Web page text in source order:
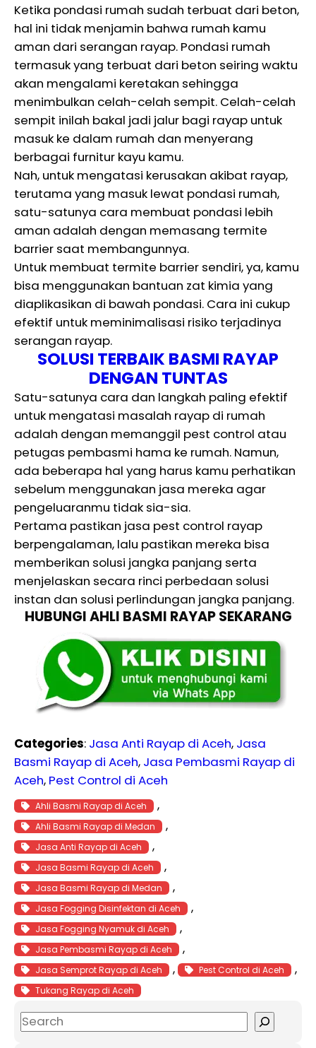
Ketika pondasi rumah sudah terbuat dari beton,
hal ini tidak menjamin bahwa rumah kamu
aman dari serangan rayap. Pondasi rumah
termasuk yang terbuat dari beton seiring waktu
akan mengalami keretakan sehingga
menimbulkan celah-celah sempit. Celah-celah
sempit inilah bakal jadi jalur bagi rayap untuk
masuk ke dalam rumah dan menyerang
berbagai furnitur kayu kamu.
Nah, untuk mengatasi kerusakan akibat rayap,
terutama yang masuk lewat pondasi rumah,
satu-satunya cara membuat pondasi lebih
aman adalah dengan memasang termite
barrier saat membangunnya.
Untuk membuat termite barrier sendiri, ya, kamu
bisa menggunakan bantuan zat kimia yang
diaplikasikan di bawah pondasi. Cara ini cukup
efektif untuk meminimalisasi risiko terjadinya
serangan rayap.
SOLUSI TERBAIK BASMI RAYAP
DENGAN TUNTAS
Satu-satunya cara dan langkah paling efektif
untuk mengatasi masalah rayap di rumah
adalah dengan memanggil pest control atau
petugas pembasmi hama ke rumah. Namun,
ada beberapa hal yang harus kamu perhatikan
sebelum menggunakan jasa mereka agar
pengeluaranmu tidak sia-sia.
Pertama pastikan jasa pest control rayap
berpengalaman, lalu pastikan mereka bisa
memberikan solusi jangka panjang serta
menjelaskan secara rinci perbedaan solusi
instan dan solusi perlindungan jangka panjang.
HUBUNGI AHLI BASMI RAYAP SEKARANG
Categories: Jasa Anti Rayap di Aceh, Jasa
Basmi Rayap di Aceh, Jasa Pembasmi Rayap di
Aceh, Pest Control di Aceh
Ahli Basmi Rayap di Aceh ,
Ahli Basmi Rayap di Medan ,
Jasa Anti Rayap di Aceh ,
Jasa Basmi Rayap di Aceh ,
Jasa Basmi Rayap di Medan ,
Jasa Fogging Disinfektan di Aceh ,
Jasa Fogging Nyamuk di Aceh ,
Jasa Pembasmi Rayap di Aceh ,
Jasa Semprot Rayap di Aceh , Pest Control di Aceh ,
Tukang Rayap di Aceh